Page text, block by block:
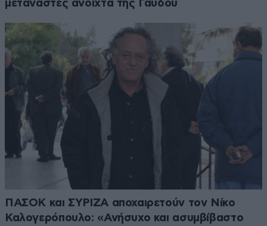
μετανάστες ανοιχτά της Γαύδου
ΠΑΣΟΚ και ΣΥΡΙΖΑ αποχαιρετούν τον Νίκο
Καλογερόπουλο: «Ανήσυχο και ασυμβίβαστο